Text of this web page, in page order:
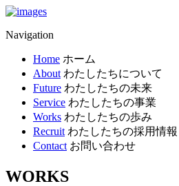
Navigation
Home ホーム
About わたしたちについて
Future わたしたちの未来
Service わたしたちの事業
Works わたしたちの歩み
Recruit わたしたちの採用情報
Contact お問い合わせ
WORKS